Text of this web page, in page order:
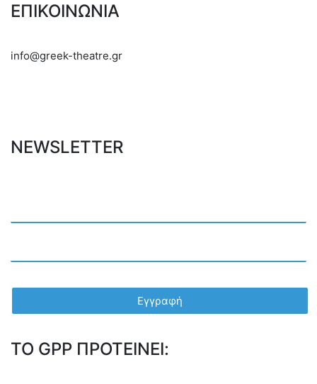
ΕΠΙΚΟΙΝΩΝΙΑ
info@greek-theatre.gr
NEWSLETTER
TO GPP ΠΡΟΤΕΙΝΕΙ: